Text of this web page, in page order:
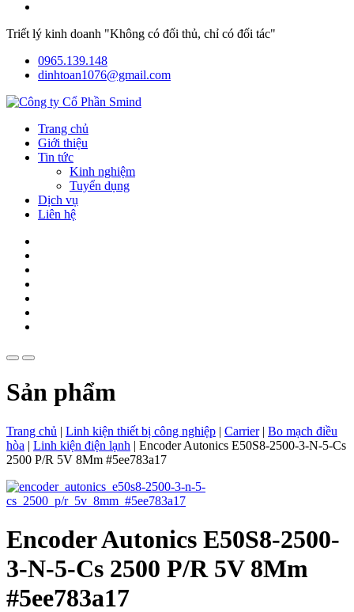
Triết lý kinh doanh "Không có đối thủ, chỉ có đối tác"
0965.139.148
dinhtoan1076@gmail.com
Trang chủ
Giới thiệu
Tin tức
Kinh nghiệm
Tuyển dụng
Dịch vụ
Liên hệ
Sản phẩm
Trang chủ | Linh kiện thiết bị công nghiệp | Carrier| Bo mạch điều
hòa | Linh kiện điện lạnh | Encoder Autonics E50S8-2500-3-N-5-Cs
2500 P/R 5V 8Mm #5ee783a17
Encoder Autonics E50S8-2500-
3-N-5-Cs 2500 P/R 5V 8Mm
#5ee783a17